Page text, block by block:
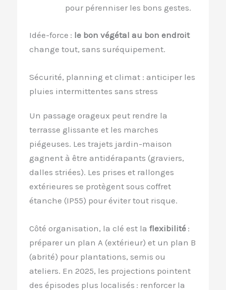
pour pérenniser les bons gestes.
Idée-force : le bon végétal au bon endroit
change tout, sans suréquipement.
Sécurité, planning et climat : anticiper les
pluies intermittentes sans stress
Un passage orageux peut rendre la
terrasse glissante et les marches
piégeuses. Les trajets jardin-maison
gagnent à être antidérapants (graviers,
dalles striées). Les prises et rallonges
extérieures se protègent sous coffret
étanche (IP55) pour éviter tout risque.
Côté organisation, la clé est la flexibilité :
préparer un plan A (extérieur) et un plan B
(abrité) pour plantations, semis ou
ateliers. En 2025, les projections pointent
des épisodes plus localisés : renforcer la